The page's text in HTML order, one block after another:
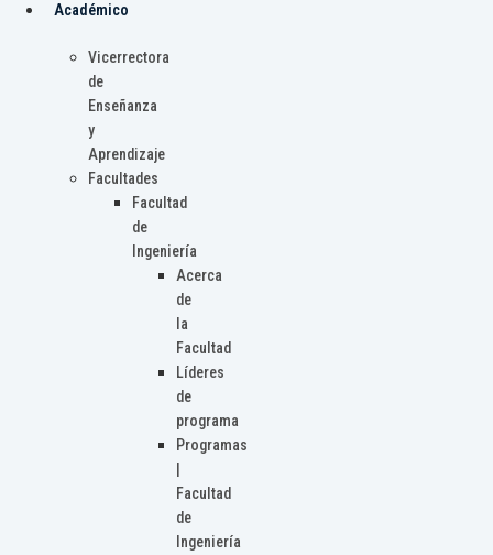
Académico
Vicerrectora
de
Enseñanza
y
Aprendizaje
Facultades
Facultad
de
Ingeniería
Acerca
de
la
Facultad
Líderes
de
programa
Programas
Facultad
de
Ingeniería